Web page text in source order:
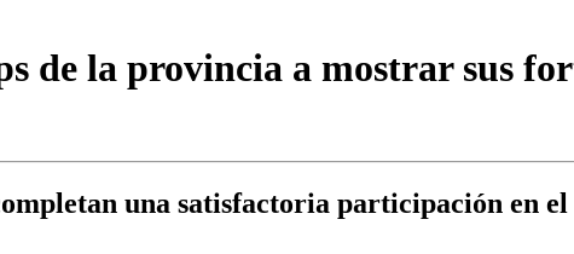
de la provincia a mostrar sus
una satisfactoria participación en